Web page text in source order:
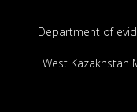
Department of
West Kazakhstan